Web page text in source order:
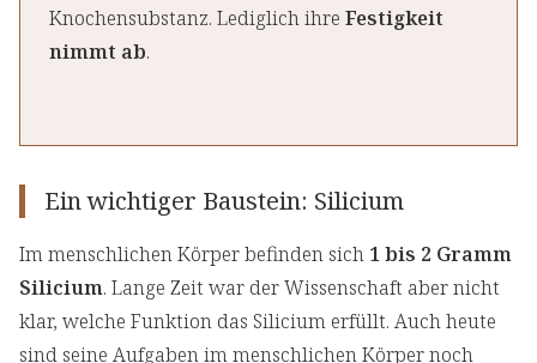
Knochensubstanz. Lediglich ihre Festigkeit
nimmt ab.
Ein wichtiger Baustein: Silicium
Im menschlichen Körper befinden sich 1 bis 2 Gramm
Silicium. Lange Zeit war der Wissenschaft aber nicht
klar, welche Funktion das Silicium erfüllt. Auch heute
sind seine Aufgaben im menschlichen Körper noch